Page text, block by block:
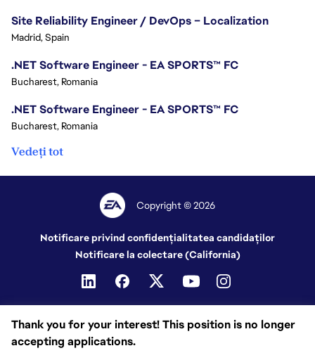
Thank you for your interest! This position is no longer
accepting applications.
Site Reliability Engineer / DevOps – Localization
Madrid, Spain
.NET Software Engineer - EA SPORTS™ FC
Bucharest, Romania
.NET Software Engineer - EA SPORTS™ FC
Bucharest, Romania
Vedeți tot
Copyright © 2026
Notificare privind confidențialitatea candidaților
Notificare la colectare (California)